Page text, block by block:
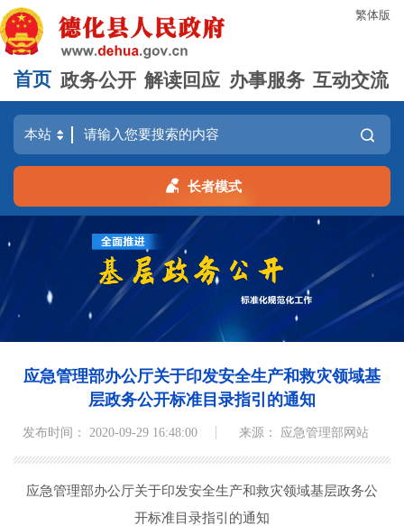
繁体版
首页 政务公开 解读回应 办事服务 互动交流
长者模式
应急管理部办公厅关于印发安全生产和救灾领域基
层政务公开标准目录指引的通知
发布时间： 2020-09-29 16:48:00 来源： 应急管理部网站
应急管理部办公厅关于印发安全生产和救灾领域基层政务公
开标准目录指引的通知